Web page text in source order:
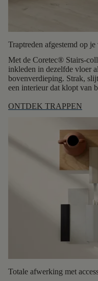
Traptreden afgestemd op je
Met de Coretec® Stairs-
inkleden in dezelfde vloer
bovenverdieping. Strak,
een interieur dat klopt van
ONTDEK TRAPPEN
Totale afwerking met